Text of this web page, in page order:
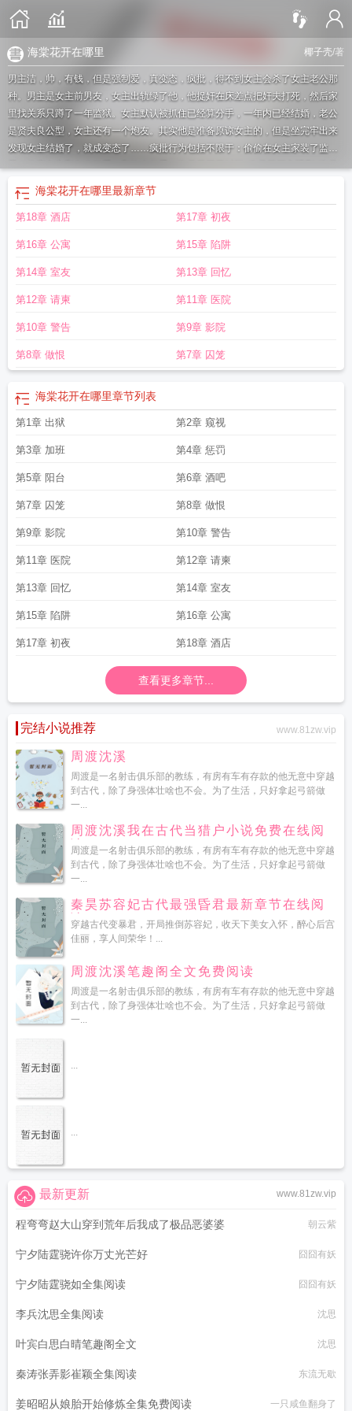
椰子壳/著
海棠花开在哪里
男主洁，帅，有钱，但是强制爱，真变态，疯批，得不到女主会杀了女主老公那
种。男主是女主前男友，女主出轨绿了他，他捉奸在床差点把奸夫打死，然后家
里找关系只蹲了一年监狱。女主默认被抓住已经算分手，一年内已经结婚，老公
是贤夫良公型，女主还有一个炮友。其实他是准备原谅女主的，但是坐完牢出来
发现女主结婚了，就成变态了……疯批行为包括不限于：偷偷在女主家装了监视
花开酒36度多少钱一箱
海棠花开纪念酒36度1988多少钱
么 海棠花开花季节是几月份
月海棠花开多少钱一瓶 海棠花开真情为您海棠花开酒
海棠花开在哪里最新章节
第18章 酒店 第17章 初夜
第16章 公寓 第15章 陷阱
第14章 室友 第13章 回忆
第12章 请柬 第11章 医院
第10章 警告 第9章 影院
第8章 做恨 第7章 囚笼
海棠花开在哪里章节列表
第1章 出狱 第2章 窥视
第3章 加班 第4章 惩罚
第5章 阳台 第6章 酒吧
第7章 囚笼 第8章 做恨
第9章 影院 第10章 警告
第11章 医院 第12章 请柬
第13章 回忆 第14章 室友
第15章 陷阱 第16章 公寓
第17章 初夜 第18章 酒店
查看更多章节...
完结小说推荐 www.81zw.vip
周渡沈溪
周渡是一名射击俱乐部的教练，有房有车有存款的他无意中穿越
到古代，除了身强体壮啥也不会。为了生活，只好拿起弓箭做
一...
周渡沈溪我在古代当猎户小说免费在线阅
读
周渡是一名射击俱乐部的教练，有房有车有存款的他无意中穿越
到古代，除了身强体壮啥也不会。为了生活，只好拿起弓箭做
一...
秦昊苏容妃古代最强昏君最新章节在线阅
读
穿越古代变暴君，开局推倒苏容妃，收天下美女入怀，醉心后宫
佳丽，享人间荣华！...
周渡沈溪笔趣阁全文免费阅读
周渡是一名射击俱乐部的教练，有房有车有存款的他无意中穿越
到古代，除了身强体壮啥也不会。为了生活，只好拿起弓箭做
一...
...
...
www.81zw.vip
最新更新
程弯弯赵大山穿到荒年后我成了极品恶婆婆 朝云紫
宁夕陆霆骁许你万丈光芒好 囧囧有妖
宁夕陆霆骁如全集阅读 囧囧有妖
李兵沈思全集阅读 沈思
叶宾白思白晴笔趣阁全文 沈思
秦涛张弄影崔颖全集阅读 东流无歇
姜昭昭从娘胎开始修炼全集免费阅读 一只咸鱼翻身了